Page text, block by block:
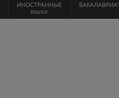
ИНОСТРАННЫЕ
ЯЗЫКИ